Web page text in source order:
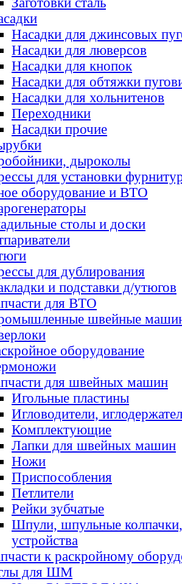
Насадки для джинсовых
Насадки для люверсов
Насадки для кнопок
Насадки для обтяжки
Насадки для хольнитенов
Переходники
Насадки прочие
дыроколы
для установки
оборудование и ВТО
столы и доски
для дублирования
и подставки д/утюгов
для ВТО
швейные
оборудование
для швейных машин
Игольные пластины
Игловодители,
Комплектующие
Лапки для швейных машин
Ножи
Приспособления
Петлители
Рейки зубчатые
Шпули, шпульные
устройства
к раскройному
для ШМ